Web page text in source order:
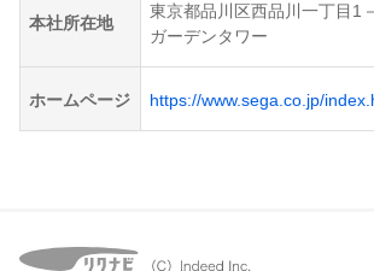
本社所在地
東京都品川区西品川一丁目1
ガーデンタワー
ホームページ https://www.sega.co.jp/